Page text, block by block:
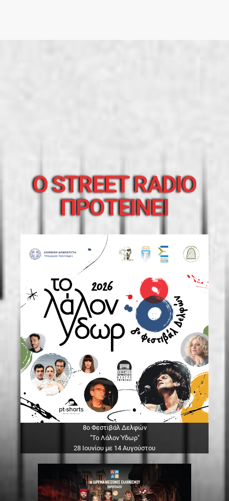
O STREET RADIO
ΠΡΟΤΕΙΝΕΙ
8ο Φεστιβάλ Δελφών
"Το Λάλον Ύδωρ"
28 Ιουνίου με 14 Αυγούστου